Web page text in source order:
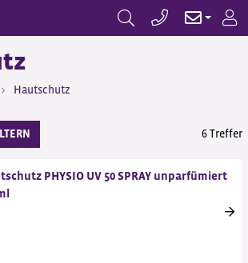
Hautschutz
6 Treffer
PHYSIO UV 50 SPRAY unparfümiert